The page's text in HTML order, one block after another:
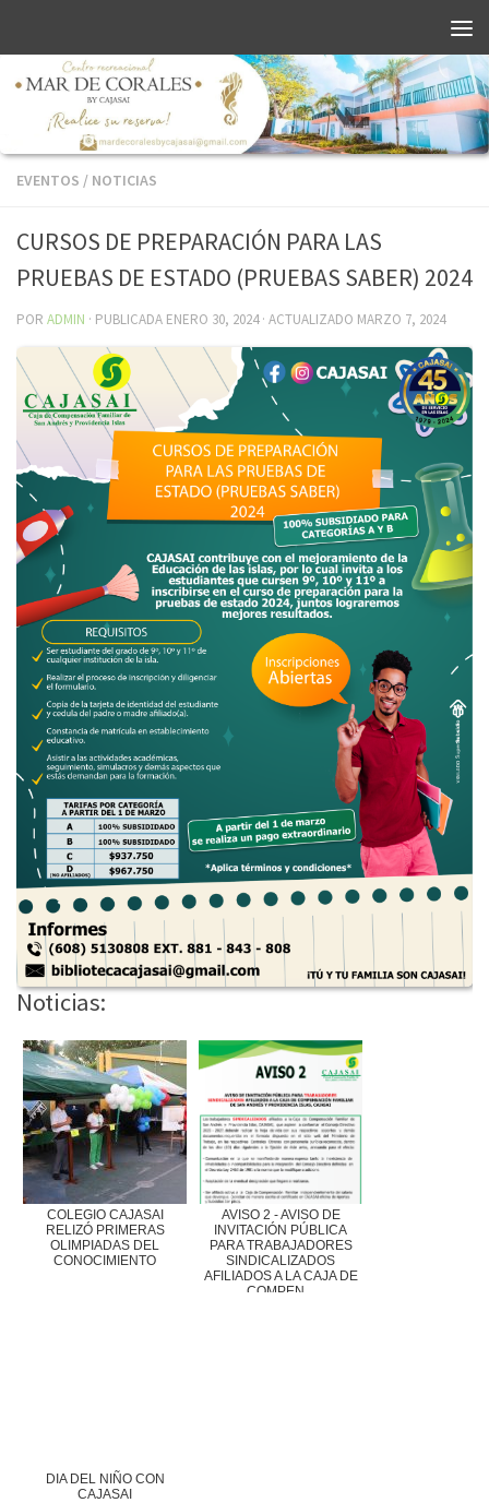
EVENTOS / NOTICIAS
CURSOS DE PREPARACIÓN PARA LAS
PRUEBAS DE ESTADO (PRUEBAS SABER) 2024
POR ADMIN · PUBLICADA ENERO 30, 2024· ACTUALIZADO MARZO 7, 2024
Noticias:
COLEGIO CAJASAI
RELIZÓ PRIMERAS
OLIMPIADAS DEL
CONOCIMIENTO
AVISO 2 - AVISO DE
INVITACIÓN PÚBLICA
PARA TRABAJADORES
SINDICALIZADOS
AFILIADOS A LA CAJA DE
COMPEN...
DIA DEL NIÑO CON
CAJASAI